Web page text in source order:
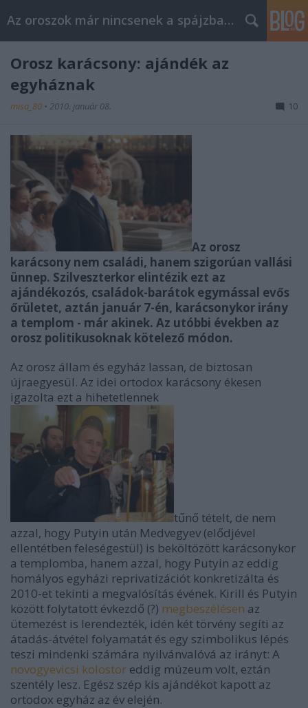
Az oroszok már nincsenek a spájzban...
Orosz karácsony: ajándék az
egyháznak
misa_80 • 2010. január 08. 10
Az orosz
karácsony nem családi, hanem szigorúan vallási
ünnep. Szilveszterkor elintézik ezt az
ajándékozós, családok-barátok egymással evős
őrületet, aztán január 7-én, karácsonykor irány
a templom - már akinek. Az utóbbi években az
orosz politikusoknak kötelező módon.
Az orosz állam és egyház lassan, de biztosan
újraegyesül. Az idei ortodox karácsony ékesen
igazolta ezt a hihetetlennek
tűnő tételt, de nem
azzal, hogy Putyin után Medvegyev (elődjével
ellentétben feleségestül) is beköltözött karácsonykor
a templomba, hanem azzal, hogy Putyin az eddig
homályos egyházi reprivatizációt konkretizálta és
2010-et tekinti a megvalósítás évének. Kirill és Putyin
között folytatott évkezdő (?) megbeszélésen az
ütemezést is lerendezték, idén két törvény segíti az
átadás-átvétel folyamatát és egy szimbolikus lépés
teszi mindenki számára nyilvánvalóvá az irányt: A
novogyevicsi kolostor eddig múzeum volt, eztán
szentély lesz. Egész szép kis ajándékot kapott az
ortodox egyház az év elején.